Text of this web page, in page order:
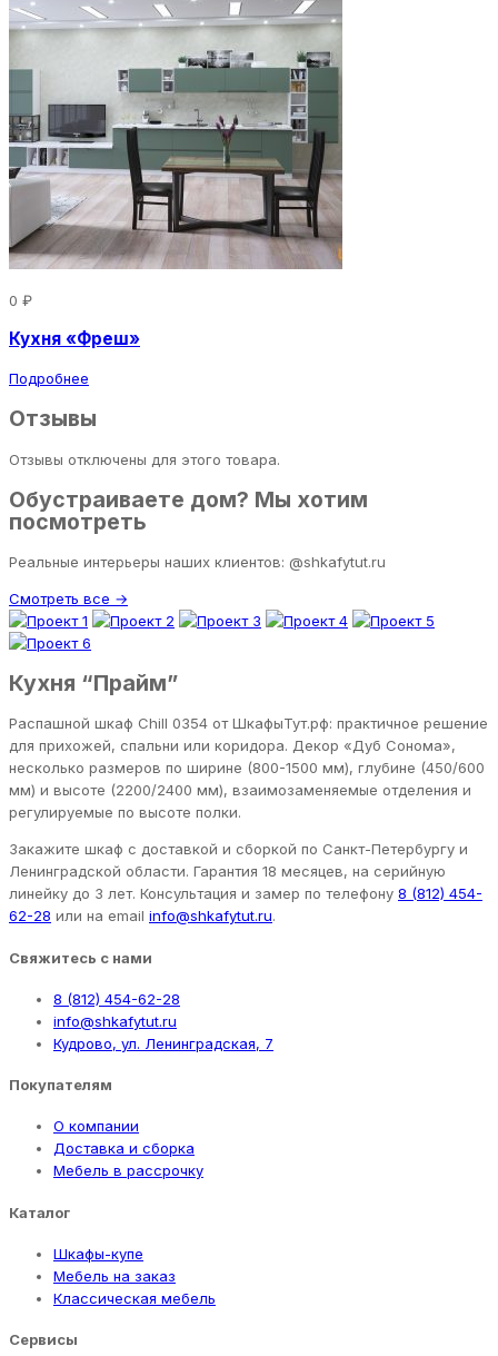
0 ₽
Кухня «Фреш»
Подробнее
Отзывы
Отзывы отключены для этого товара.
Обустраиваете дом? Мы хотим
посмотреть
Реальные интерьеры наших клиентов: @shkafytut.ru
Смотреть все →
Кухня “Прайм”
Распашной шкаф Chill 0354 от ШкафыТут.рф: практичное решение
для прихожей, спальни или коридора. Декор «Дуб Сонома»,
несколько размеров по ширине (800-1500 мм), глубине (450/600
мм) и высоте (2200/2400 мм), взаимозаменяемые отделения и
регулируемые по высоте полки.
Закажите шкаф с доставкой и сборкой по Санкт-Петербургу и
Ленинградской области. Гарантия 18 месяцев, на серийную
линейку до 3 лет. Консультация и замер по телефону 8 (812) 454-
62-28 или на email info@shkafytut.ru.
Свяжитесь с нами
8 (812) 454-62-28
info@shkafytut.ru
Кудрово, ул. Ленинградская, 7
Покупателям
О компании
Доставка и сборка
Мебель в рассрочку
Каталог
Шкафы-купе
Мебель на заказ
Классическая мебель
Сервисы